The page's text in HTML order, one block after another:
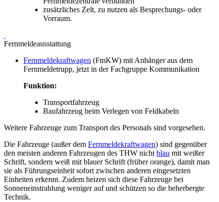
zusätzliches Zelt, zu nutzen als Besprechungs- oder
Vorraum.
Fernmeldeausstattung
Fernmeldekraftwagen (FmKW) mit Anhänger aus dem
Fernmeldetrupp, jetzt in der Fachgruppe Kommunikation
Funktion:
Transportfahrzeug
Baufahrzeug beim Verlegen von Feldkabeln
Weitere Fahrzeuge zum Transport des Personals sind vorgesehen.
Die Fahrzeuge (außer dem Fernmeldekraftwagen) sind gegenüber
den meisten anderen Fahrzeugen des THW nicht blau mit weißer
Schrift, sondern weiß mit blauer Schrift (früher orange), damit man
sie als Führungseinheit sofort zwischen anderen eingesetzten
Einheiten erkennt. Zudem heizen sich diese Fahrzeuge bei
Sonneneinstrahlung weniger auf und schützen so die beherbergte
Technik.